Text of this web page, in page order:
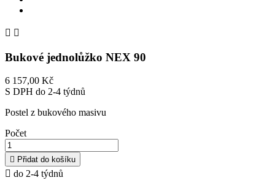
 
Bukové jednolůžko NEX 90
6 157,00 Kč
S DPH do 2-4 týdnů
Postel z bukového masivu
Počet
 Přidat do košíku
 do 2-4 týdnů